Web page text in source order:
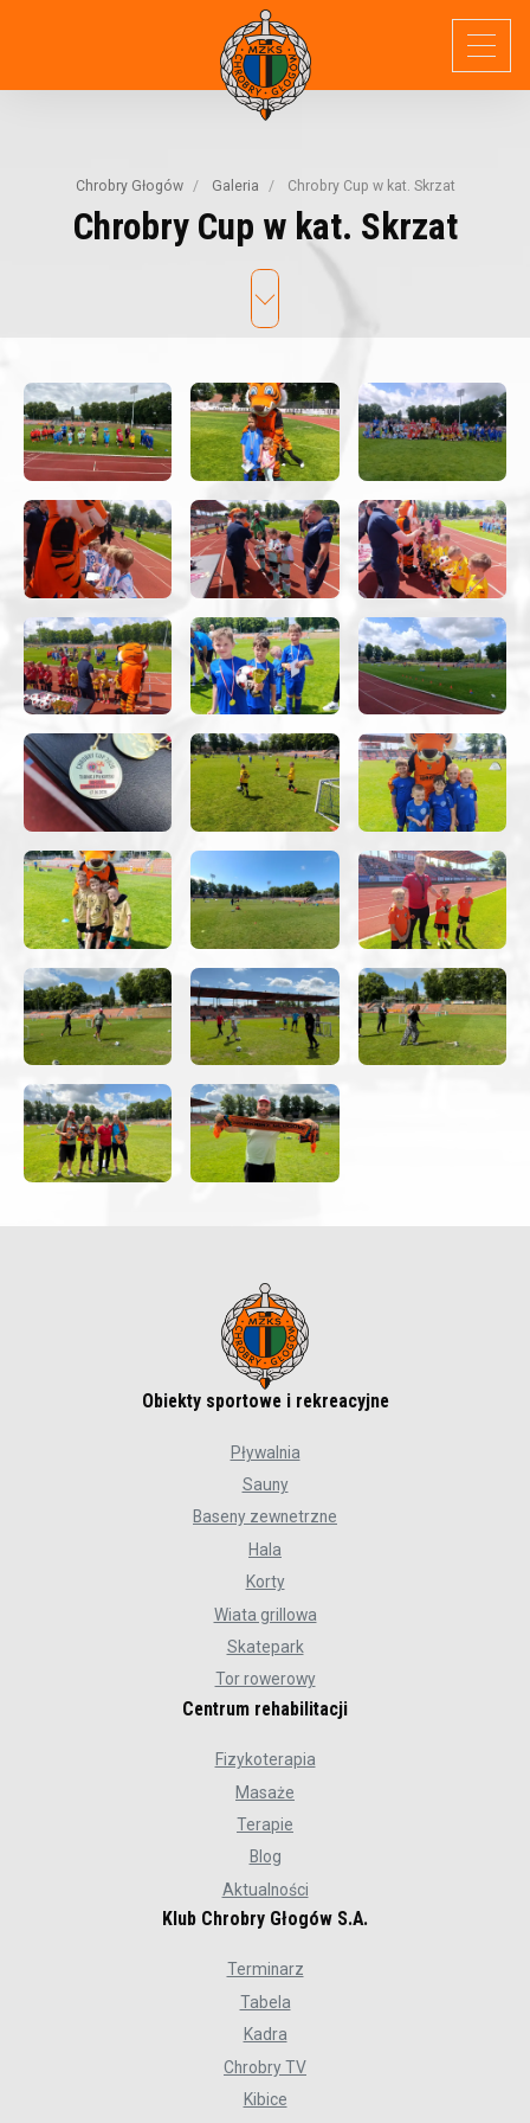
Chrobry Głogów Galeria Chrobry Cup w kat. Skrzat
Chrobry Cup w kat. Skrzat
Obiekty sportowe i rekreacyjne
Pływalnia
Sauny
Baseny zewnetrzne
Hala
Korty
Wiata grillowa
Skatepark
Tor rowerowy
Centrum rehabilitacji
Fizykoterapia
Masaże
Terapie
Blog
Aktualności
Klub Chrobry Głogów S.A.
Terminarz
Tabela
Kadra
Chrobry TV
Kibice